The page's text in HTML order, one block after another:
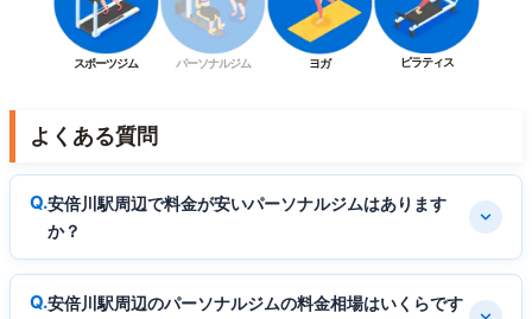
スポーツジム パーソナルジム ヨガ ピラティス
よくある質問
安倍川駅周辺で料金が安いパーソナルジムはあります
か？
安倍川駅周辺のパーソナルジムの料金相場はいくらです